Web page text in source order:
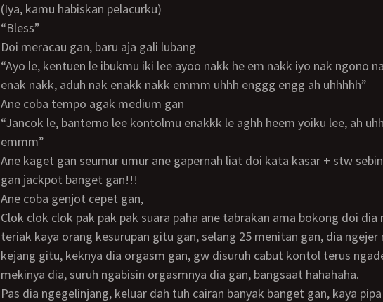
(Iya, kamu habiskan pelacurku)
“Bless”
doi meracau gan, baru aja gali lubang
“Ayo le, kentuen le ibukmu iki lee ayoo nakk he em nakk iyo nak ngono nak iyo nakk
enak nakk, aduh nak enakk nakk emmm uhhh enggg engg ah uhhhhh”
ane coba tempo agak medium gan
“jancok le, banterno lee kontolmu enakkk le aghh heem yoiku lee, ah uhhh enggg
emmm”
Ane kaget gan seumur umur ane gapernah liat doi kata kasar + stw sebinal ini. Gila
gan jackpot banget gan!!!
ane coba genjot cepet gan,
Clok clok clok pak pak pak suara paha ane tabrakan ama bokong doi dia makin teriak
teriak kaya orang kesurupan gitu gan, selang 25 menitan gan, dia ngejer
kejang gitu, keknya dia orgasm gan, gw disuruh cabut kontol terus
mekinya dia, suruh ngabisin orgasmnya dia gan, bangsaat hahahaha.
pas dia ngegelinjang, keluar dah tuh cairan banyak banget gan, kaya